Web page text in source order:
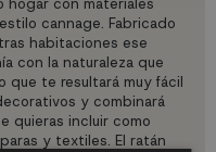
hogar con materiales
cannage. Fabricado
habitaciones ese
con la naturaleza que
que te resultará muy fácil
y combinará
quieras incluir como
y textiles. El ratán